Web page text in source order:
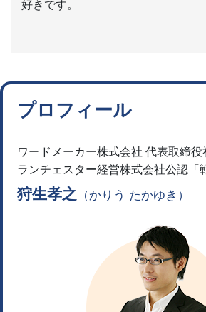
好きです。
プロフィール
ワードメーカー株式会社 代表取締役
ランチェスター経営株式会社公認「
狩生孝之 （かりう たかゆき）